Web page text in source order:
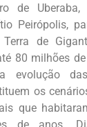
de Uberaba,
Peirópolis,
de
80 milhões
evolução
os
que
de anos.